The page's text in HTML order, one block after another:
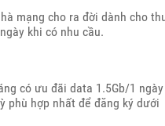
mạng cho ra đời dành cho
khi có nhu cầu.
có ưu đãi data 1.5Gb/1 ngày
phù hợp nhất để đăng ký dưới